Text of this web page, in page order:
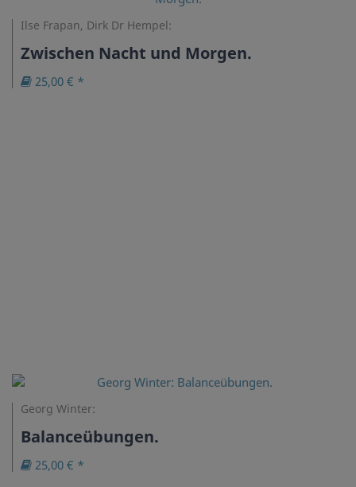
Ilse Frapan, Dirk Dr Hempel:
Zwischen Nacht und Morgen.
25,00 € *
Georg Winter:
Balanceübungen.
25,00 € *